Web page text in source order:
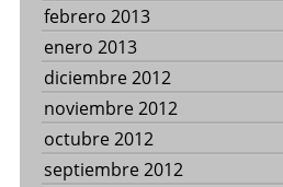
febrero 2013
enero 2013
diciembre 2012
noviembre 2012
octubre 2012
septiembre 2012